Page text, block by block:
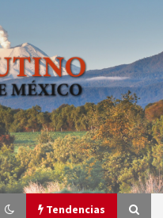
Tendencias